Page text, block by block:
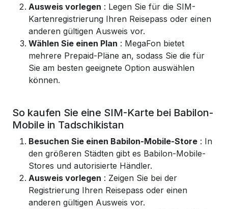
Ausweis vorlegen : Legen Sie für die SIM-
Kartenregistrierung Ihren Reisepass oder einen
anderen gültigen Ausweis vor.
Wählen Sie einen Plan : MegaFon bietet
mehrere Prepaid-Pläne an, sodass Sie die für
Sie am besten geeignete Option auswählen
können.
So kaufen Sie eine SIM-Karte bei Babilon-
Mobile in Tadschikistan
Besuchen Sie einen Babilon-Mobile-Store : In
den größeren Städten gibt es Babilon-Mobile-
Stores und autorisierte Händler.
Ausweis vorlegen : Zeigen Sie bei der
Registrierung Ihren Reisepass oder einen
anderen gültigen Ausweis vor.